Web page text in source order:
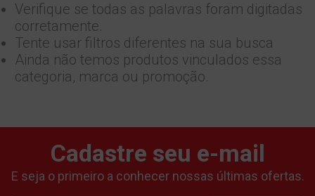
Verifique se todas as palavras foram digitadas
corretamente.
Tente usar filtros diferentes na sua busca
Ainda não temos produtos vinculados essa
categoria, marca ou promoção.
Cadastre seu e-mail
E seja o primeiro a conhecer nossas últimas ofertas.